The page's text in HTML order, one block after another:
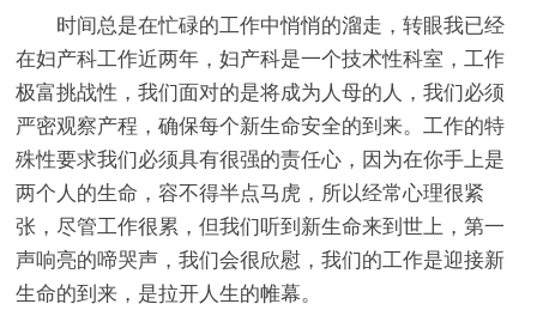
时间总是在忙碌的工作中悄悄的溜走，转眼我已经
在妇产科工作近两年，妇产科是一个技术性科室，工作
极富挑战性，我们面对的是将成为人母的人，我们必须
严密观察产程，确保每个新生命安全的到来。工作的特
殊性要求我们必须具有很强的责任心，因为在你手上是
两个人的生命，容不得半点马虎，所以经常心理很紧
张，尽管工作很累，但我们听到新生命来到世上，第一
声响亮的啼哭声，我们会很欣慰，我们的工作是迎接新
生命的到来，是拉开人生的帷幕。